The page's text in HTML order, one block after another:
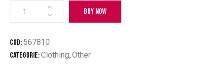
BUY NOW
COD: 567810
Categorie:Clothing,Other